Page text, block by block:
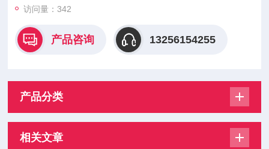
访问量：342
产品咨询 13256154255
产品分类
相关文章